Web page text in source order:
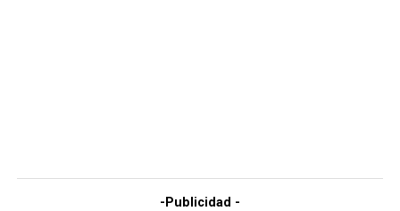
-Publicidad -